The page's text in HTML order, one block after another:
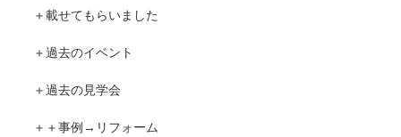
＋載せてもらいました
＋過去のイベント
＋過去の見学会
＋＋事例→リフォーム